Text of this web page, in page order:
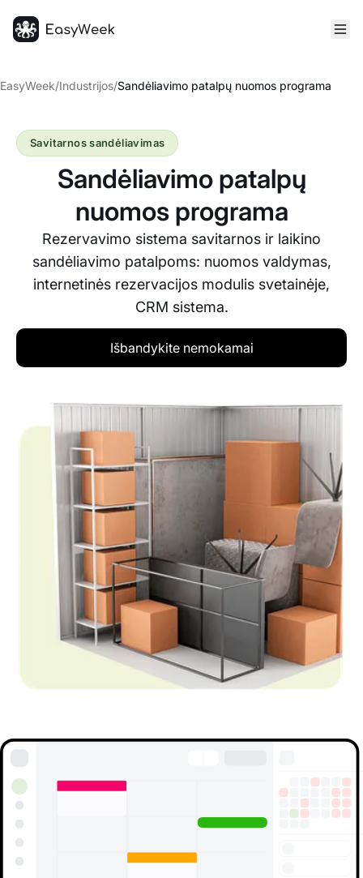
EasyWeek/Industrijos/Sandėliavimo patalpų nuomos programa
Sandėliavimo patalpų
nuomos programa
Rezervavimo sistema savitarnos ir laikino
sandėliavimo patalpoms: nuomos valdymas,
internetinės rezervacijos modulis svetainėje,
CRM sistema.
Savitarnos sandėliavimas
Išbandykite nemokamai